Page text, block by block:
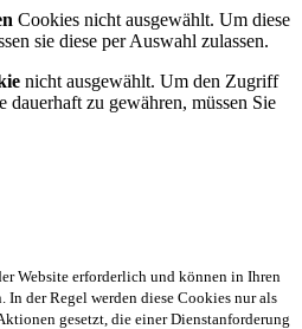
Cookies nicht ausgewählt. Um diese
sie diese per Auswahl zulassen.
nicht ausgewählt. Um den Zugriff
dauerhaft zu gewähren, müssen Sie
Website erforderlich und können in Ihren
der Regel werden diese Cookies nur als
gesetzt, die einer Dienstanforderung